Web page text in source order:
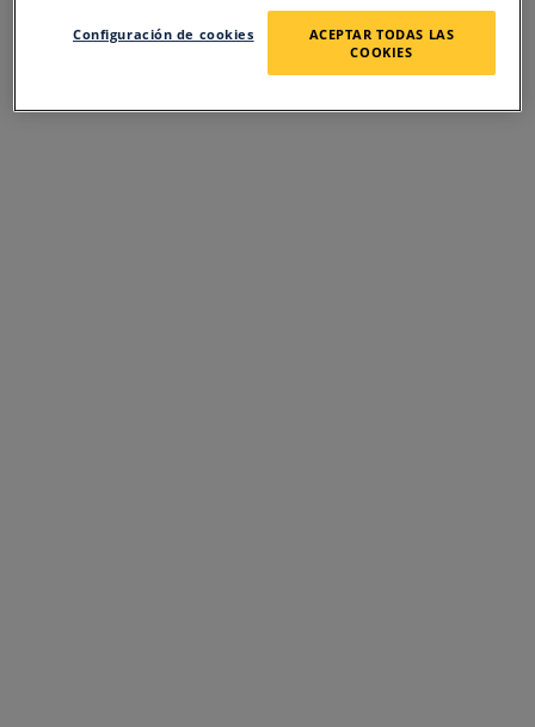
SORRY FOR THE
INCONVENIENCE
Configuración de cookies
ACEPTAR TODAS LAS
COOKIES